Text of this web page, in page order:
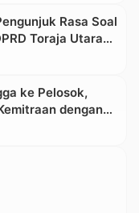
Rasa Soal
Toraja Utara
ke Pelosok,
dengan